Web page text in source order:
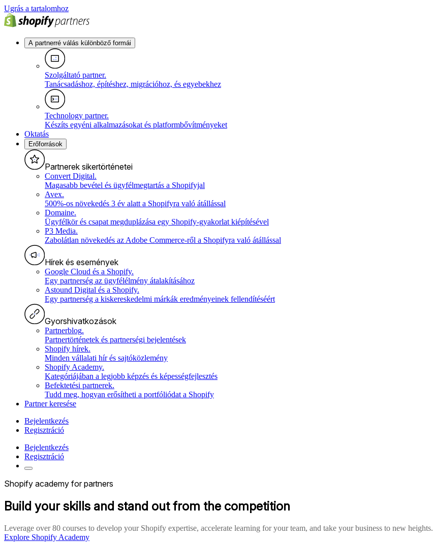
Ugrás a tartalomhoz
A partnerré válás különböző formái
Szolgáltató partner.
Tanácsadáshoz, építéshez, migrációhoz, és egyebekhez
Technology partner.
Készíts egyéni alkalmazásokat és platformbővítményeket
Oktatás
Erőforrások
Partnerek sikertörténetei
Convert Digital.
Magasabb bevétel és ügyfélmegtartás a Shopifyjal
Avex.
500%-os növekedés 3 év alatt a Shopifyra való átállással
Domaine.
Ügyfélkör és csapat megduplázása egy Shopify-gyakorlat kiépítésével
P3 Media.
Zabolátlan növekedés az Adobe Commerce-ről a Shopifyra való átállással
Hírek és események
Google Cloud és a Shopify.
Egy partnerség az ügyfélélmény átalakításához
Astound Digital és a Shopify.
Egy partnerség a kiskereskedelmi márkák eredményeinek fellendítéséért
Gyorshivatkozások
Partnerblog.
Partnertörténetek és partnerségi bejelentések
Shopify hírek.
Minden vállalati hír és sajtóközlemény
Shopify Academy.
Kategóriájában a legjobb képzés és képességfejlesztés
Befektetési partnerek.
Tudd meg, hogyan erősítheti a portfóliódat a Shopify
Partner keresése
Bejelentkezés
Regisztráció
Bejelentkezés
Regisztráció
Shopify academy for partners
Build your skills and stand out from the competition
Leverage over 80 courses to develop your Shopify expertise, accelerate learning for your team, and take your business to new heights.
Explore Shopify Academy